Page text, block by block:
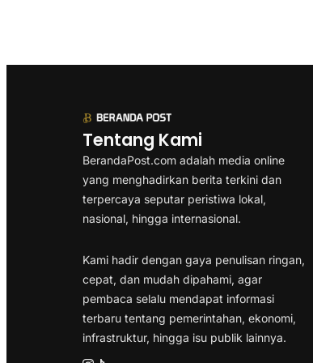
Tentang Kami
BerandaPost.com adalah media online
yang menghadirkan berita terkini dan
terpercaya seputar peristiwa lokal,
nasional, hingga internasional.
Kami hadir dengan gaya penulisan ringan,
cepat, dan mudah dipahami, agar
pembaca selalu mendapat informasi
terbaru tentang pemerintahan, ekonomi,
infrastruktur, hingga isu publik lainnya.